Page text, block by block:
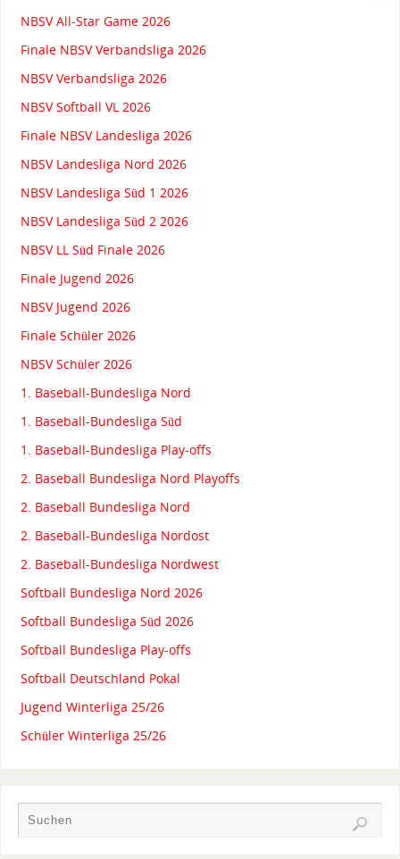
NBSV All-Star Game 2026
Finale NBSV Verbandsliga 2026
NBSV Verbandsliga 2026
NBSV Softball VL 2026
Finale NBSV Landesliga 2026
NBSV Landesliga Nord 2026
NBSV Landesliga Süd 1 2026
NBSV Landesliga Süd 2 2026
NBSV LL Süd Finale 2026
Finale Jugend 2026
NBSV Jugend 2026
Finale Schüler 2026
NBSV Schüler 2026
1. Baseball-Bundesliga Nord
1. Baseball-Bundesliga Süd
1. Baseball-Bundesliga Play-offs
2. Baseball Bundesliga Nord Playoffs
2. Baseball Bundesliga Nord
2. Baseball-Bundesliga Nordost
2. Baseball-Bundesliga Nordwest
Softball Bundesliga Nord 2026
Softball Bundesliga Süd 2026
Softball Bundesliga Play-offs
Softball Deutschland Pokal
Jugend Winterliga 25/26
Schüler Winterliga 25/26